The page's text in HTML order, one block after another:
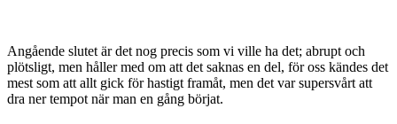
Angående slutet är det nog precis som vi ville ha det; abrupt och
plötsligt, men håller med om att det saknas en del, för oss kändes det
mest som att allt gick för hastigt framåt, men det var supersvårt att
dra ner tempot när man en gång börjat.